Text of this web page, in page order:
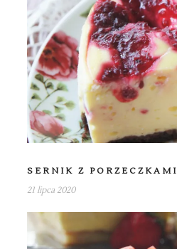
SERNIK Z PORZECZKAMI
21 lipca 2020